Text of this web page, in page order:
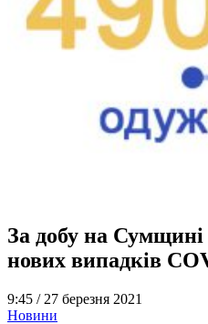
За добу на Сумщині
нових випадків
9:45 / 27 березня 2021
Новини